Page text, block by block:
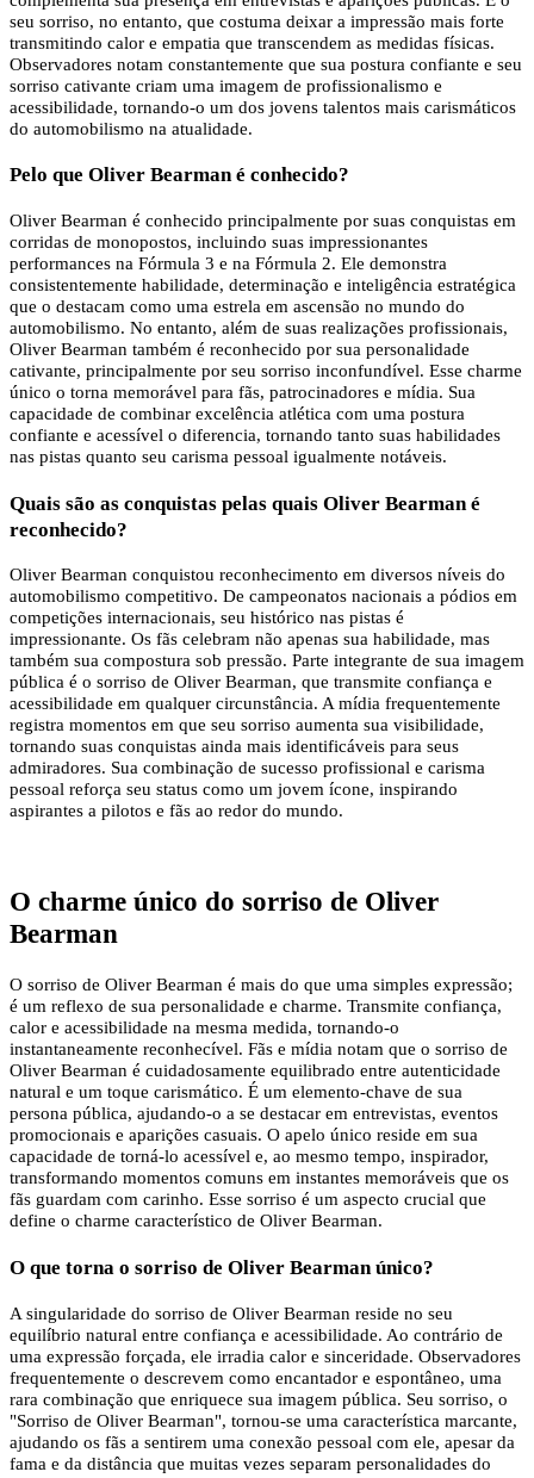
seu sorriso, no entanto, que costuma deixar a impressão mais forte
transmitindo calor e empatia que transcendem as medidas físicas.
Observadores notam constantemente que sua postura confiante e seu
sorriso cativante criam uma imagem de profissionalismo e
acessibilidade, tornando-o um dos jovens talentos mais carismáticos
do automobilismo na atualidade.
Pelo que Oliver Bearman é conhecido?
Oliver Bearman é conhecido principalmente por suas conquistas em
corridas de monopostos, incluindo suas impressionantes
performances na Fórmula 3 e na Fórmula 2. Ele demonstra
consistentemente habilidade, determinação e inteligência estratégica
que o destacam como uma estrela em ascensão no mundo do
automobilismo. No entanto, além de suas realizações profissionais,
Oliver Bearman também é reconhecido por sua personalidade
cativante, principalmente por seu sorriso inconfundível. Esse charme
único o torna memorável para fãs, patrocinadores e mídia. Sua
capacidade de combinar excelência atlética com uma postura
confiante e acessível o diferencia, tornando tanto suas habilidades
nas pistas quanto seu carisma pessoal igualmente notáveis.
Quais são as conquistas pelas quais Oliver Bearman é
reconhecido?
Oliver Bearman conquistou reconhecimento em diversos níveis do
automobilismo competitivo. De campeonatos nacionais a pódios em
competições internacionais, seu histórico nas pistas é
impressionante. Os fãs celebram não apenas sua habilidade, mas
também sua compostura sob pressão. Parte integrante de sua imagem
pública é o sorriso de Oliver Bearman, que transmite confiança e
acessibilidade em qualquer circunstância. A mídia frequentemente
registra momentos em que seu sorriso aumenta sua visibilidade,
tornando suas conquistas ainda mais identificáveis ​​para seus
admiradores. Sua combinação de sucesso profissional e carisma
pessoal reforça seu status como um jovem ícone, inspirando
aspirantes a pilotos e fãs ao redor do mundo.
O charme único do sorriso de Oliver
Bearman
O sorriso de Oliver Bearman é mais do que uma simples expressão;
é um reflexo de sua personalidade e charme. Transmite confiança,
calor e acessibilidade na mesma medida, tornando-o
instantaneamente reconhecível. Fãs e mídia notam que o sorriso de
Oliver Bearman é cuidadosamente equilibrado entre autenticidade
natural e um toque carismático. É um elemento-chave de sua
persona pública, ajudando-o a se destacar em entrevistas, eventos
promocionais e aparições casuais. O apelo único reside em sua
capacidade de torná-lo acessível e, ao mesmo tempo, inspirador,
transformando momentos comuns em instantes memoráveis ​​que os
fãs guardam com carinho. Esse sorriso é um aspecto crucial que
define o charme característico de Oliver Bearman.
O que torna o sorriso de Oliver Bearman único?
A singularidade do sorriso de Oliver Bearman reside no seu
equilíbrio natural entre confiança e acessibilidade. Ao contrário de
uma expressão forçada, ele irradia calor e sinceridade. Observadores
frequentemente o descrevem como encantador e espontâneo, uma
rara combinação que enriquece sua imagem pública. Seu sorriso, o
"Sorriso de Oliver Bearman", tornou-se uma característica marcante,
ajudando os fãs a sentirem uma conexão pessoal com ele, apesar da
fama e da distância que muitas vezes separam personalidades do